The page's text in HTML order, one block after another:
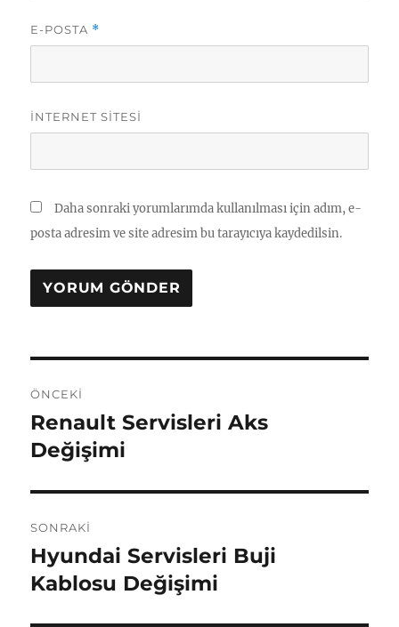
E-POSTA *
İNTERNET SITESI
Daha sonraki yorumlarımda kullanılması için adım, e-
posta adresim ve site adresim bu tarayıcıya kaydedilsin.
gezinmesi
ÖNCEKI
Önceki
yazı:
Renault Servisleri Aks
Değişimi
SONRAKI
Sonraki
yazı:
Hyundai Servisleri Buji
Kablosu Değişimi